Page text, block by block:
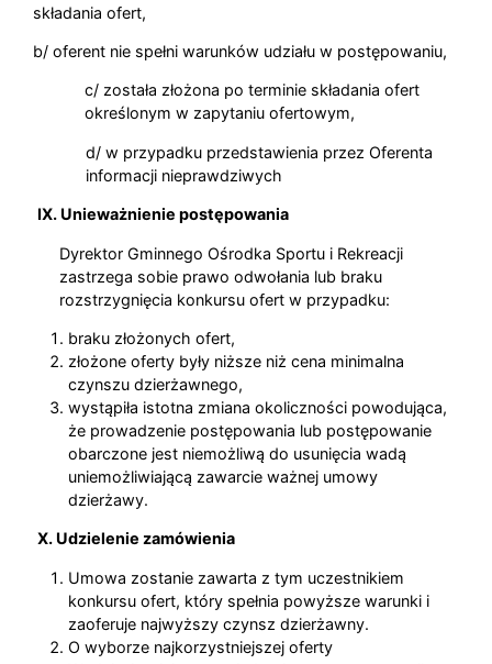
składania ofert,
b/ oferent nie spełni warunków udziału w postępowaniu,
c/ została złożona po terminie składania ofert
określonym w zapytaniu ofertowym,
d/ w przypadku przedstawienia przez Oferenta
informacji nieprawdziwych
IX. Unieważnienie postępowania
Dyrektor Gminnego Ośrodka Sportu i Rekreacji
zastrzega sobie prawo odwołania lub braku
rozstrzygnięcia konkursu ofert w przypadku:
braku złożonych ofert,
złożone oferty były niższe niż cena minimalna
czynszu dzierżawnego,
wystąpiła istotna zmiana okoliczności powodująca,
że prowadzenie postępowania lub postępowanie
obarczone jest niemożliwą do usunięcia wadą
uniemożliwiającą zawarcie ważnej umowy
dzierżawy.
X. Udzielenie zamówienia
Umowa zostanie zawarta z tym uczestnikiem
konkursu ofert, który spełnia powyższe warunki i
zaoferuje najwyższy czynsz dzierżawny.
O wyborze najkorzystniejszej oferty